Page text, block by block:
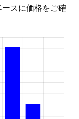
スに価格をご確